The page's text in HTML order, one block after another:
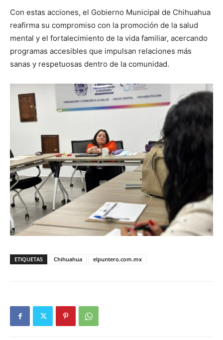
Con estas acciones, el Gobierno Municipal de Chihuahua
reafirma su compromiso con la promoción de la salud
mental y el fortalecimiento de la vida familiar, acercando
programas accesibles que impulsan relaciones más
sanas y respetuosas dentro de la comunidad.
ETIQUETAS Chihuahua elpuntero.com.mx